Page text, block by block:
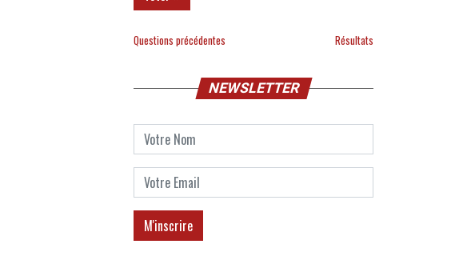
Questions précédentes Résultats
NEWSLETTER